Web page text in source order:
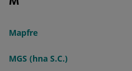
Mapfre
MGS (hna S.C.)